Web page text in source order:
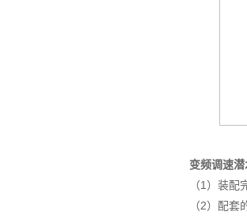
变频调速
（1）装
（2）配套